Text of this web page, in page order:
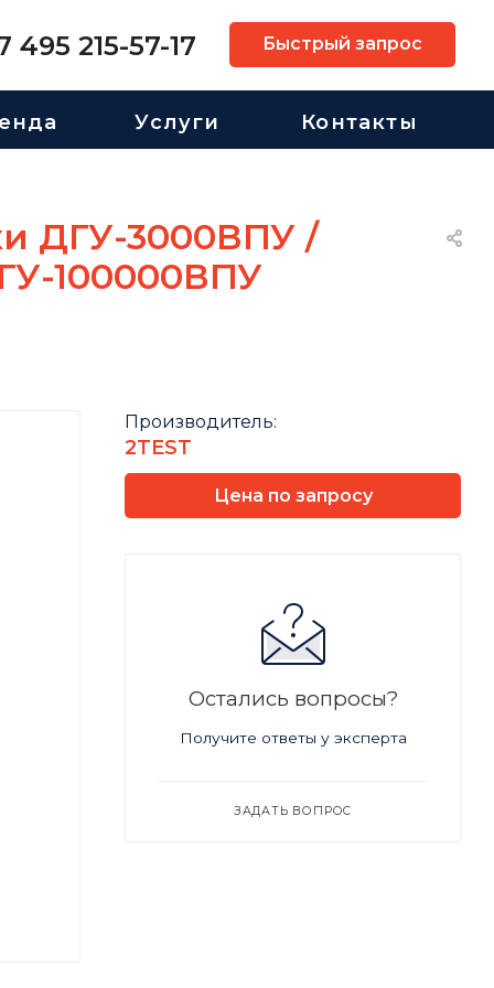
495 215-57-17 Быстрый запрос
Услуги Контакты
ДГУ-3000ВПУ /
100000ВПУ
Производитель:
2TEST
Цена по запросу
Остались вопросы?
Получите ответы у эксперта
ЗАДАТЬ ВОПРОС